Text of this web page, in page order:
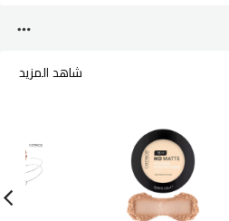
شاهد المزيد